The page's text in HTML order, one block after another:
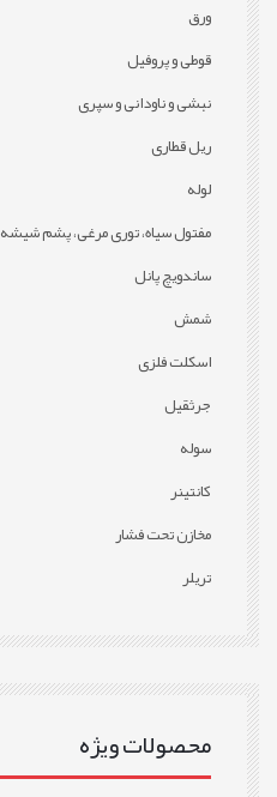
ورق
قوطی و پروفيل
نبشی و ناودانی و سپری
ریل قطاری
لوله
مفتول سیاه، توری مرغی، پشم شیشه
ساندویچ پانل
شمش
اسکلت فلزی
جرثقیل
سوله
کانتینر
مخازن تحت فشار
تریلر
محصولات ویژه